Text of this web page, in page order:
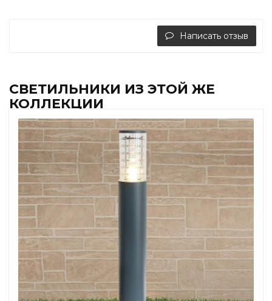
Написать отзыв
СВЕТИЛЬНИКИ ИЗ ЭТОЙ ЖЕ
КОЛЛЕКЦИИ